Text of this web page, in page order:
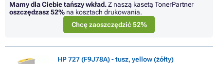
Mamy dla Ciebie tańszy wkład.Z naszą kasetą TonerPartner
oszczędzasz52% na kosztach drukowania.
Chcę zaoszczędzić 52%
HP 727 (F9J78A) - tusz, yellow (żółty)